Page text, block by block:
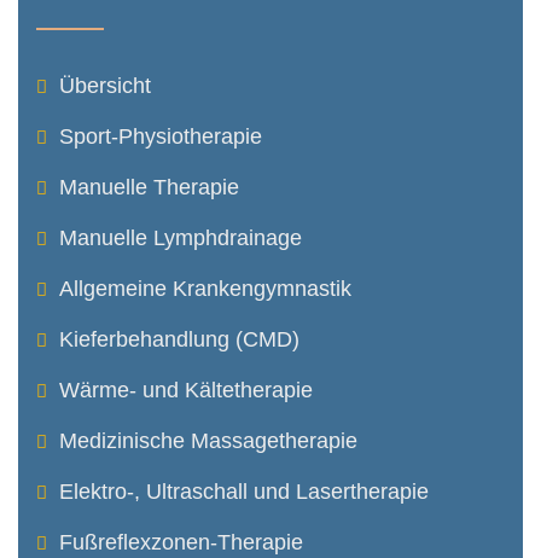
Übersicht
Sport-Physiotherapie
Manuelle Therapie
Manuelle Lymphdrainage
Allgemeine Krankengymnastik
Kieferbehandlung (CMD)
Wärme- und Kältetherapie
Medizinische Massagetherapie
Elektro-, Ultraschall und Lasertherapie
Fußreflexzonen-Therapie